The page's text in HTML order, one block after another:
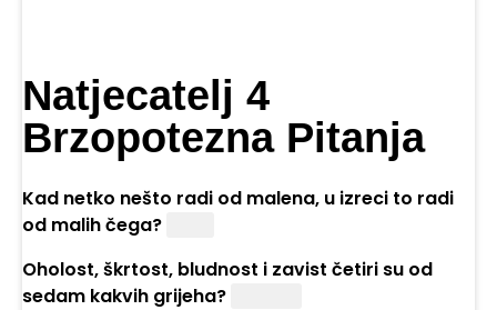
Natjecatelj 4
Brzopotezna Pitanja
Kad netko nešto radi od malena, u izreci to radi
od malih čega?
Oholost, škrtost, bludnost i zavist četiri su od
sedam kakvih grijeha?